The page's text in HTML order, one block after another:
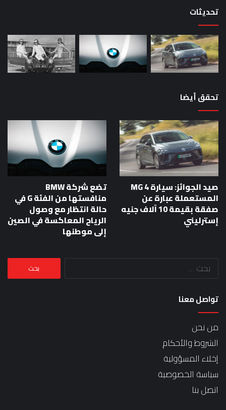
تحديثات
تحقق أيضا
صيد الجوائز: سيارة MG 4
المستعملة عبارة عن
صفقة بقيمة 10 آلاف جنيه
إسترليني
تضع شركة BMW
منافستها من الفئة G في
حالة انتظار مع وصول
الرياح المعاكسة في الصين
إلى موطنها
البحث
تواصل معنا
من نحن
الشروط والأحكام
إخلاء المسؤولية
سياسة الخصوصية
اتصل بنا